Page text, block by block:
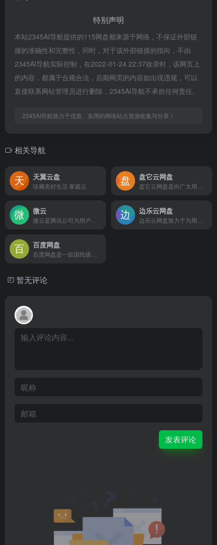
特别声明
本站2345AI导航提供的115网盘都来源于网络，不保证外部链
接的准确性和完整性，同时，对于该外部链接的指向，不由
2345AI导航实际控制，在2022-01-24 22:37收录时，该网页上
的内容，都属于合规合法，后期网页的内容如出现违规，可以
直接联系网站管理员进行删除，2345AI导航不承担任何责任。
2345AI导航致力于优质、实用的网络站点资源收集与分享！
相关导航
天翼云盘
珍藏美好生活 家庭云
盘它云网盘
微云 边乐云网盘
百度网盘
暂无评论
发表评论